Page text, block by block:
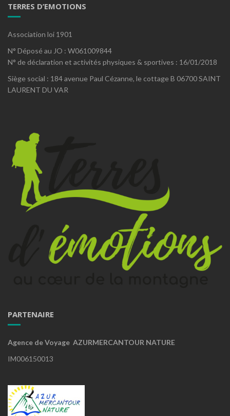
TERRES D’EMOTIONS
Association loi 1901
N° Déposé au JO : W061009844
N° de déclaration et activités physiques & sportives : 16/01/2018
Siège social : 184 avenue Paul Cézanne, le cottage B 06700 SAINT
LAURENT DU VAR
PARTENAIRE
Agence de Voyage AZURMERCANTOUR NATURE
IM006150013